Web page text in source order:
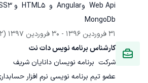
MongoDb
31 فروردین 1396
- 30 فروردین 1397
(12 ماه)
کارشناس برنامه نویس دات نت
شرکت  برنامه نویسان دانایان شریف
عضو تیم برنامه نویسی نرم افزار